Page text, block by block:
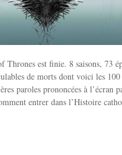
Thrones est finie. 8 saisons, 73
de morts dont voici les 100
paroles prononcées à l’écran
entrer dans l’Histoire